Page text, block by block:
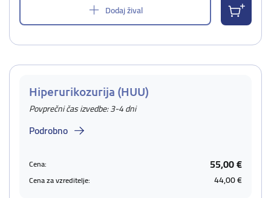
Dodaj žival
Hiperurikozurija (HUU)
Povprečni čas izvedbe: 3-4 dni
Podrobno
Cena: 55,00 €
Cena za vzreditelje: 44,00 €